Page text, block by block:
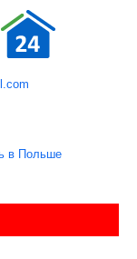
в Польше